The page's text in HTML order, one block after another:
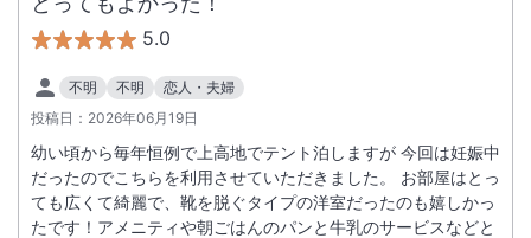
5.0
不明 不明
恋人・夫婦
投稿日： 2026年06月19日
幼い頃から毎年恒例で上高地でテント泊しますが 今回は妊娠中
だったのでこちらを利用させていただきました。 お部屋はとっ
ても広くて綺麗で、靴を脱ぐタイプの洋室だったのも嬉しかっ
たです！アメニティや朝ごはんのパンと牛乳のサービスなどと